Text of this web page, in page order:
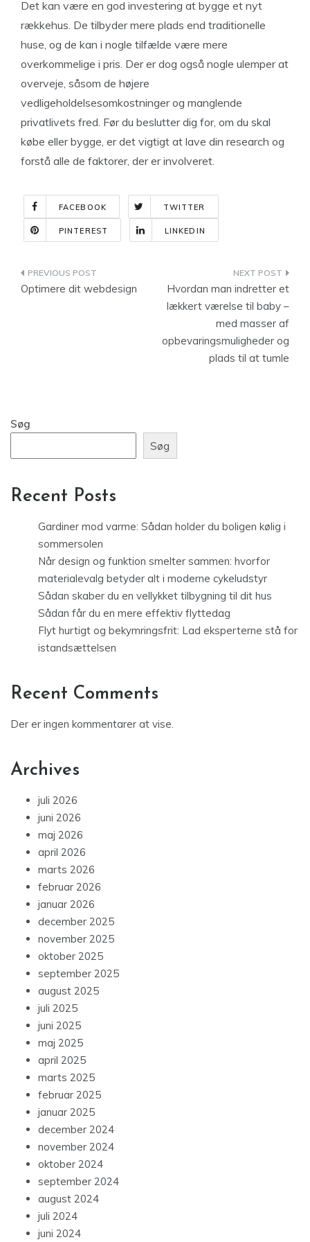
Det kan være en god investering at bygge et nyt
rækkehus. De tilbyder mere plads end traditionelle
huse, og de kan i nogle tilfælde være mere
overkommelige i pris. Der er dog også nogle ulemper at
overveje, såsom de højere
vedligeholdelsesomkostninger og manglende
privatlivets fred. Før du beslutter dig for, om du skal
købe eller bygge, er det vigtigt at lave din research og
forstå alle de faktorer, der er involveret.
FACEBOOK TWITTER
PINTEREST LINKEDIN
Indlægsnavigation
Optimere dit webdesign
Hvordan man indretter et
lækkert værelse til baby –
med masser af
opbevaringsmuligheder og
plads til at tumle
Søg
Søg
Recent Posts
Gardiner mod varme: Sådan holder du boligen kølig i
sommersolen
Når design og funktion smelter sammen: hvorfor
materialevalg betyder alt i moderne cykeludstyr
Sådan skaber du en vellykket tilbygning til dit hus
Sådan får du en mere effektiv flyttedag
Flyt hurtigt og bekymringsfrit: Lad eksperterne stå for
istandsættelsen
Recent Comments
Der er ingen kommentarer at vise.
Archives
juli 2026
juni 2026
maj 2026
april 2026
marts 2026
februar 2026
januar 2026
december 2025
november 2025
oktober 2025
september 2025
august 2025
juli 2025
juni 2025
maj 2025
april 2025
marts 2025
februar 2025
januar 2025
december 2024
november 2024
oktober 2024
september 2024
august 2024
juli 2024
juni 2024